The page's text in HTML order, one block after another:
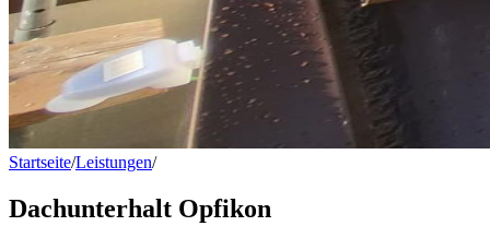
Startseite/Leistungen/Dachunterhalt Opfikon
Dachunterhalt Opfikon